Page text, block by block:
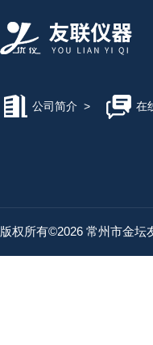
公司简介 > 在
版权所有©2026 常州市金坛